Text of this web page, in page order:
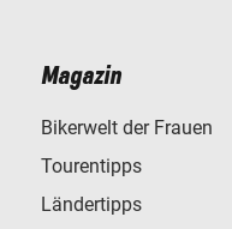
Magazin
Bikerwelt der Frauen
Tourentipps
Ländertipps